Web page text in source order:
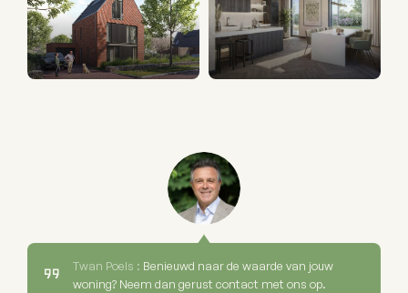
Twan Poels : Benieuwd naar de waarde van jouw
woning? Neem dan gerust contact met ons op.